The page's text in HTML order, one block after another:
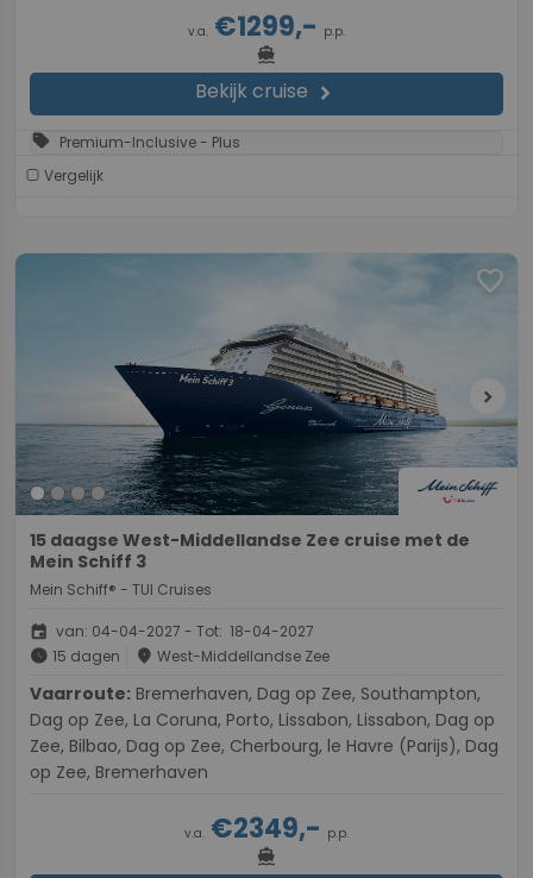
v.a. €1299,- p.p.
directions_boat
Bekijk cruise chevron_right
sell Premium-Inclusive - Plus
Vergelijk
favorite
chevron_right
15 daagse West-Middellandse Zee cruise met de
Mein Schiff 3
Mein Schiff® - TUI Cruises
event van: 04-04-2027 - Tot: 18-04-2027
schedule 15 dagen place West-Middellandse Zee
Vaarroute:
Dag op Zee, La Coruna, Porto, Lissabon, Lissabon, Dag op
Zee, Bilbao, Dag op Zee, Cherbourg, le Havre (Parijs), Dag
op Zee, Bremerhaven
v.a. €2349,- p.p.
directions_boat